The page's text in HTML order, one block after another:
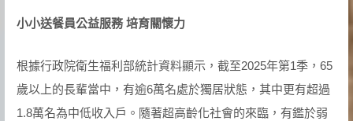
小小送餐員公益服務 培育關懷力
根據行政院衛生福利部統計資料顯示，截至2025年第1季，65
歲以上的長輩當中，有逾6萬名處於獨居狀態，其中更有超過
1.8萬名為中低收入戶。隨著超高齡化社會的來臨，有鑑於弱